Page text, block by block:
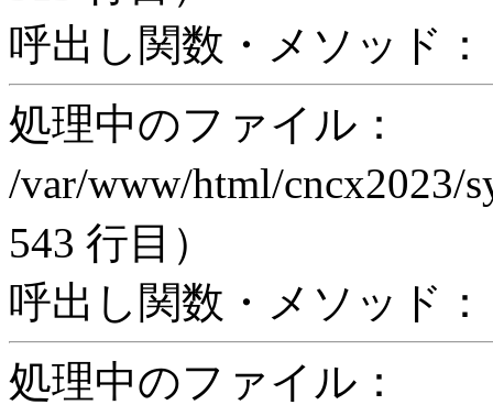
呼出し関数・メソッド：
処理中のファイル：
/var/www/html/cncx2023/
543 行目）
呼出し関数・メソッド：
処理中のファイル：